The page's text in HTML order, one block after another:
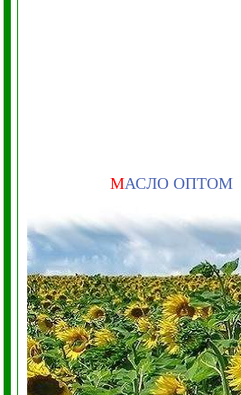
МАСЛО ОПТОМ